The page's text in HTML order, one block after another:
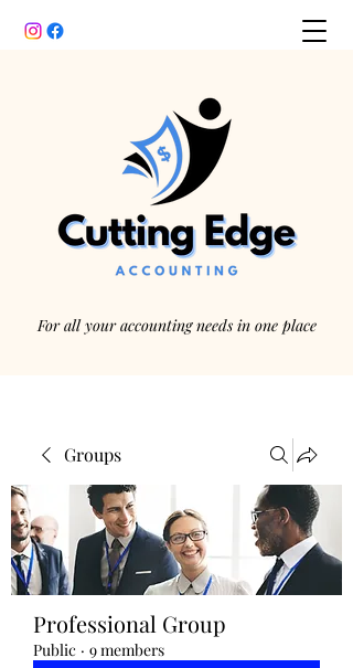
For all your accounting needs in one place
jennifermcchesney@yahoo.com
(604) 445-2082
Groups
Professional Group
Public · 9 members